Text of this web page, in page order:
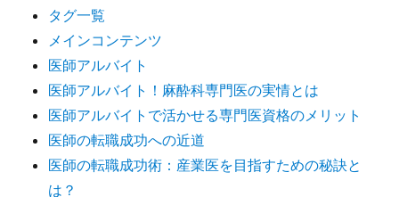
タグ一覧
メインコンテンツ
医師アルバイト
医師アルバイト！麻酔科専門医の実情とは
医師アルバイトで活かせる専門医資格のメリット
医師の転職成功への近道
医師の転職成功術：産業医を目指すための秘訣と
は？